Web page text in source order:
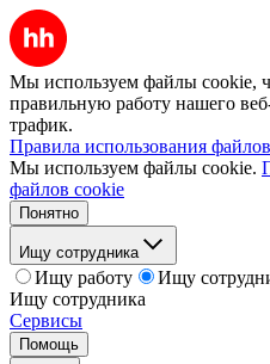
Мы используем файлы cookie,
правильную работу нашего
трафик.
Правила использования
Мы используем файлы cookie.
файлов cookie
Понятно
Ищу сотрудника
Ищу работу
Ищу
Ищу сотрудника
Сервисы
Помощь